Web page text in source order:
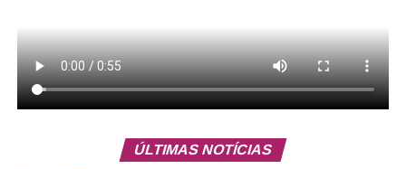
Leia Também: PM de folga é morta a
tiros em assalto
Mulher Brasileira, em alguma unidade do Centro
ÚLTIMAS NOTÍCIAS